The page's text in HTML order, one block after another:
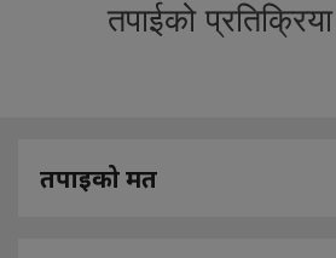
तपाईको
तपाइको मत